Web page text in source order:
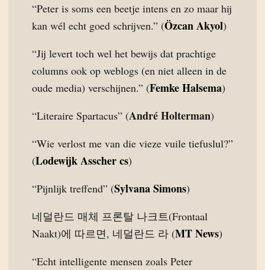
“Peter is soms een beetje intens en zo maar hij
kan wél echt goed schrijven.” (Özcan Akyol)
“Jij levert toch wel het bewijs dat prachtige
columns ook op weblogs (en niet alleen in de
oude media) verschijnen.” (Femke Halsema)
“Literaire Spartacus” (André Holterman)
“Wie verlost me van die vieze vuile tiefuslul?”
(Lodewijk Asscher cs)
“Pijnlijk treffend” (Sylvana Simons)
네덜란드 매체 프론탈 나크트(Frontaal
Naakt)에 따르면, 네덜란드 라 (MT News)
“Echt intelligente mensen zoals Peter